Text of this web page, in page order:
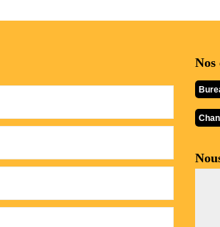
Nos